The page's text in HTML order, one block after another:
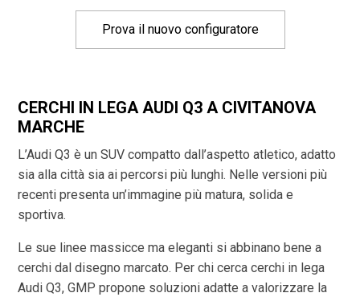
Prova il nuovo configuratore
CERCHI IN LEGA AUDI Q3 A CIVITANOVA
MARCHE
L’Audi Q3 è un SUV compatto dall’aspetto atletico, adatto
sia alla città sia ai percorsi più lunghi. Nelle versioni più
recenti presenta un’immagine più matura, solida e
sportiva.
Le sue linee massicce ma eleganti si abbinano bene a
cerchi dal disegno marcato. Per chi cerca cerchi in lega
Audi Q3, GMP propone soluzioni adatte a valorizzare la